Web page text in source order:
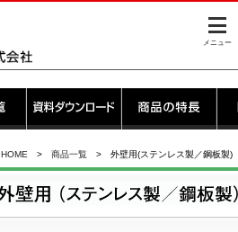
メニュー
HOME > 商品一覧 > 外壁用(ステンレス製／鋼板製)